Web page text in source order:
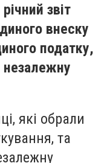
звіт
внеску
податку,
незалежну
які обрали
та